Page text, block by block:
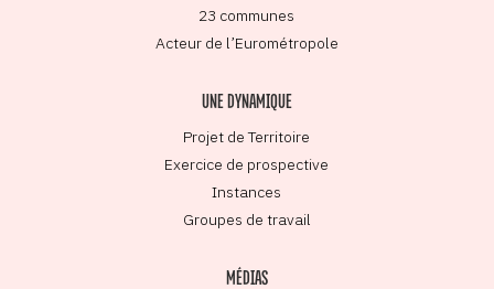
23 communes
Acteur de l’Eurométropole
UNE DYNAMIQUE
Projet de Territoire
Exercice de prospective
Instances
Groupes de travail
MÉDIAS